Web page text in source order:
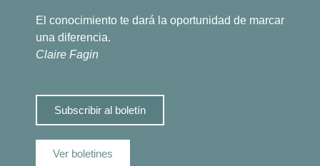
El conocimiento te dará la oportunidad de marcar
una diferencia.
Claire Fagin
Subscribir al boletín
Ver boletines